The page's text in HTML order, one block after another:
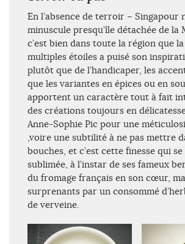
En l’absence de terroir – Singapour
minuscule presqu’île détachée de la
c’est bien dans toute la région que
multiples étoiles a puisé son
plutôt que de l’handicaper, les
que les variantes en épices ou en
apportent un caractère tout à fait
des créations toujours en
Anne-Sophie Pic pour une
,voire une subtilité à ne pas mettre
bouches, et c’est cette finesse qui
sublimée, à l’instar de ses fameux
du fromage français en son cœur,
surprenants par un consommé
de verveine.